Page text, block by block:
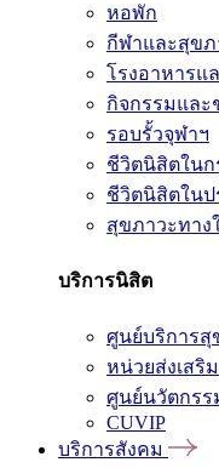
หอพัก
กีฬาและสุข
โรงอาหารแ
กิจกรรมและ
รอบรั้วจุฬาฯ
ชีวิตนิสิตในก
ชีวิตนิสิตในป
สุขภาวะทาง
บริการนิสิต
ศูนย์บริการสุ
หน่วยส่งเสริ
ศูนย์นวัตกรร
CUVIP
บริการสังคม